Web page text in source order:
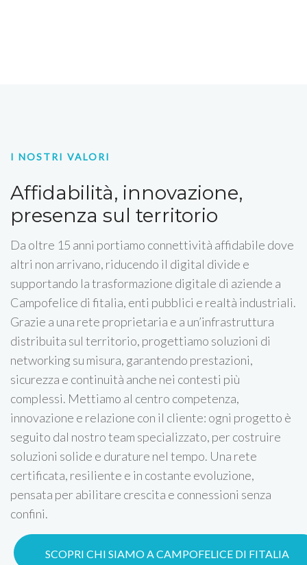
I NOSTRI VALORI
Affidabilità, innovazione,
presenza sul territorio
Da oltre 15 anni portiamo connettività affidabile dove
altri non arrivano, riducendo il digital divide e
supportando la trasformazione digitale di aziende a
Campofelice di fitalia, enti pubblici e realtà industriali.
Grazie a una rete proprietaria e a un’infrastruttura
distribuita sul territorio, progettiamo soluzioni di
networking su misura, garantendo prestazioni,
sicurezza e continuità anche nei contesti più
complessi. Mettiamo al centro competenza,
innovazione e relazione con il cliente: ogni progetto è
seguito dal nostro team specializzato, per costruire
soluzioni solide e durature nel tempo. Una rete
certificata, resiliente e in costante evoluzione,
pensata per abilitare crescita e connessioni senza
confini.
SCOPRI CHI SIAMO A CAMPOFELICE DI FITALIA